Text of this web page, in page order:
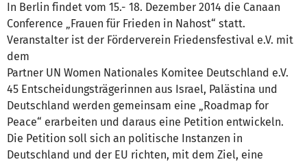
In Berlin findet vom 15.- 18. Dezember 2014 die Canaan
Conference „Frauen für Frieden in Nahost“ statt.
Veranstalter ist der Förderverein Friedensfestival e.V. mit
dem
Partner UN Women Nationales Komitee Deutschland e.V.
45 Entscheidungsträgerinnen aus Israel, Palästina und
Deutschland werden gemeinsam eine „Roadmap for
Peace“ erarbeiten und daraus eine Petition entwickeln.
Die Petition soll sich an politische Instanzen in
Deutschland und der EU richten, mit dem Ziel, eine